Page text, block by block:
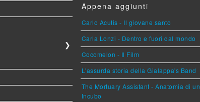
❯
Appena aggiunti
Carlo Acutis - Il giovane santo
Carla Lonzi - Dentro e fuori dal mondo
Cocomelon - Il Film
L'assurda storia della Gialappa's Band
The Mortuary Assistant - Anatomia di un
Incubo